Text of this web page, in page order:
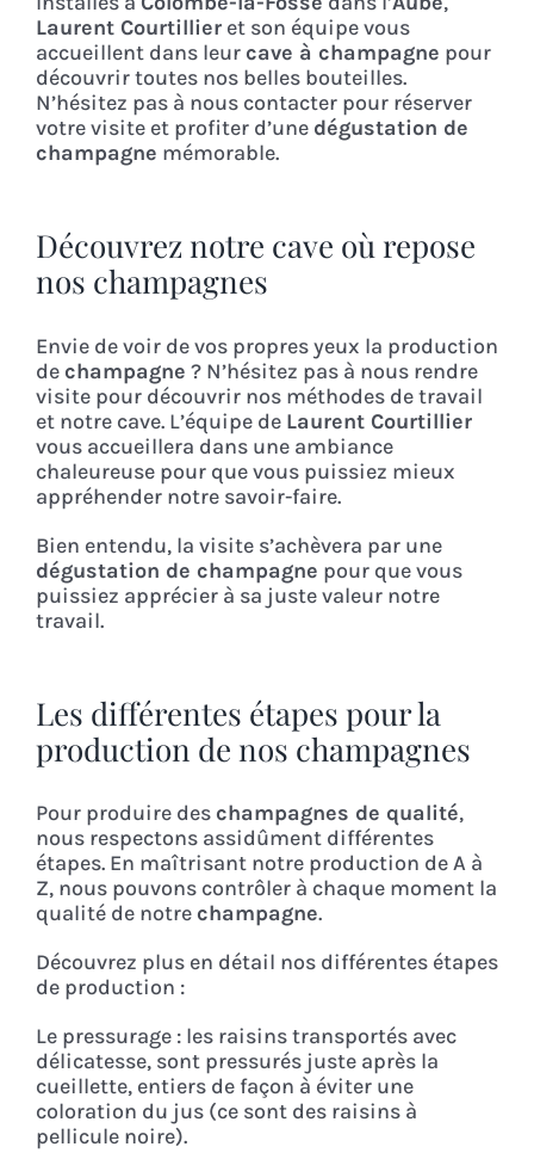
Dans la cave
La boutique
Contact
Laurent Courtillieret son équipe vous
accueillent dans leurcave à champagne pour
découvrir toutes nos belles bouteilles.
N’hésitez pas à nous contacter pour réserver
votre visite et profiter d’une dégustation de
champagne mémorable.
Découvrez notre cave où repose
nos champagnes
Envie de voir de vos propres yeux la production
dechampagne ? N’hésitez pas à nous rendre
visite pour découvrir nos méthodes de travail
et notre cave. L’équipe de Laurent Courtillier
vous accueillera dans une ambiance
chaleureuse pour que vous puissiez mieux
appréhender notre savoir-faire.
Bien entendu, la visite s’achèvera par une
dégustation de champagne pour que vous
puissiez apprécier à sa juste valeur notre
travail.
Les différentes étapes pour la
production de nos champagnes
Pour produire deschampagnes de qualité,
nous respectons assidûment différentes
étapes. En maîtrisant notre production de A à
Z, nous pouvons contrôler à chaque moment la
qualité de notrechampagne.
Découvrez plus en détail nos différentes étapes
de production :
Le pressurage : les raisins transportés avec
délicatesse, sont pressurés juste après la
cueillette, entiers de façon à éviter une
coloration du jus (ce sont des raisins à
pellicule noire).